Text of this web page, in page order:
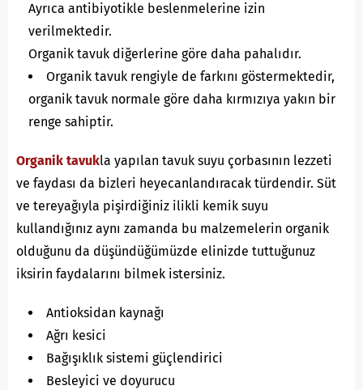
Ayrıca antibiyotikle beslenmelerine izin
verilmektedir.
Organik tavuk diğerlerine göre daha pahalıdır.
Organik tavuk rengiyle de farkını göstermektedir,
organik tavuk normale göre daha kırmızıya yakın bir
renge sahiptir.
Organik tavukla yapılan tavuk suyu çorbasının lezzeti
ve faydası da bizleri heyecanlandıracak türdendir. Süt
ve tereyağıyla pişirdiğiniz ilikli kemik suyu
kullandığınız aynı zamanda bu malzemelerin organik
olduğunu da düşündüğümüzde elinizde tuttuğunuz
iksirin faydalarını bilmek istersiniz.
Antioksidan kaynağı
Ağrı kesici
Bağışıklık sistemi güçlendirici
Besleyici ve doyurucu